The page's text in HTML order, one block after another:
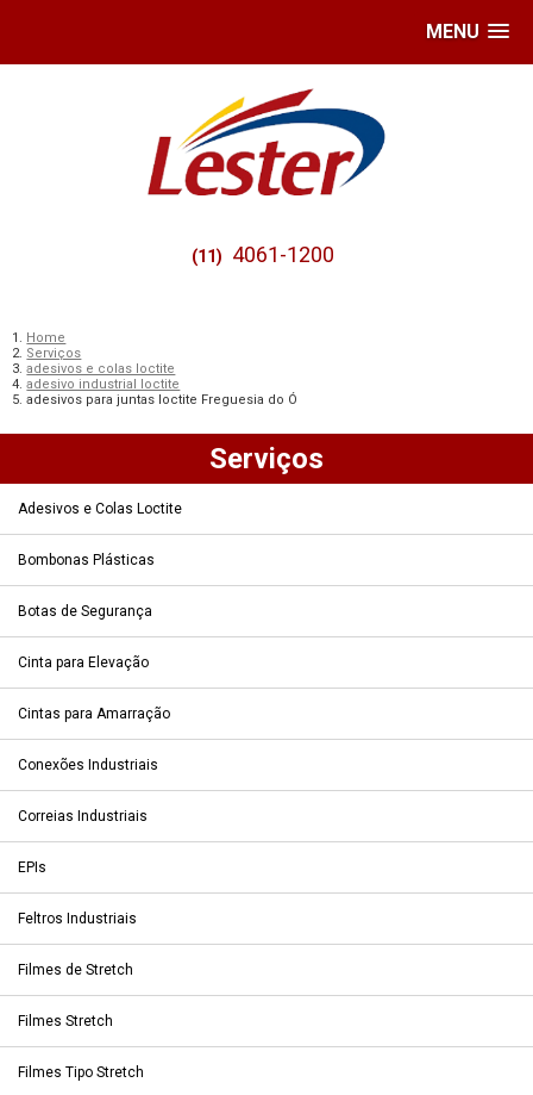
MENU
(11) 4061-1200
Home
Serviços
adesivos e colas loctite
adesivo industrial loctite
adesivos para juntas loctite Freguesia do Ó
Serviços
Adesivos e Colas Loctite
Bombonas Plásticas
Botas de Segurança
Cinta para Elevação
Cintas para Amarração
Conexões Industriais
Correias Industriais
EPIs
Feltros Industriais
Filmes de Stretch
Filmes Stretch
Filmes Tipo Stretch